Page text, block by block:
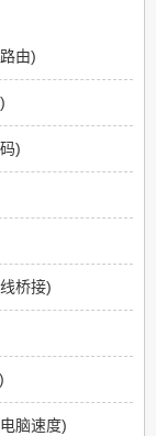
由)
)
桥接)
脑速度)